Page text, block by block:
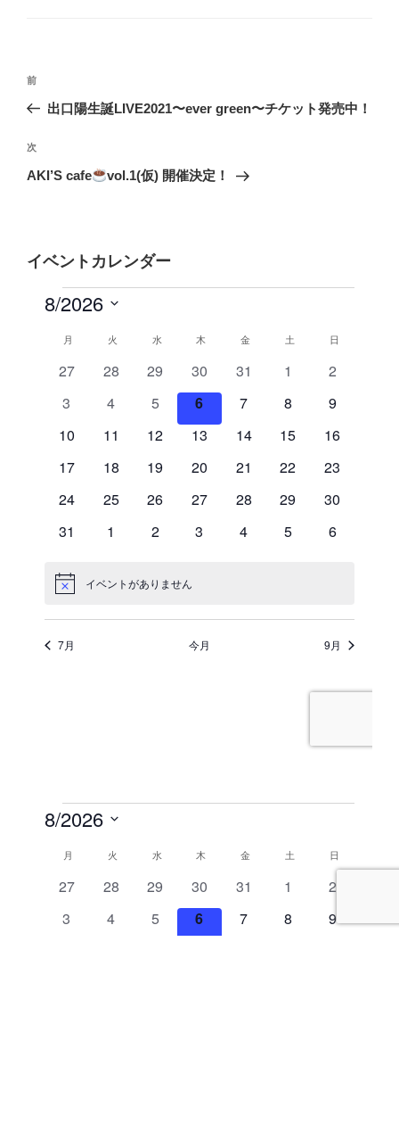
投
ナ
ビ
ゲ
ン
前
の
稿
前
出口陽生誕LIVE2021〜ever green〜チケット発売中！
次
の
次
AKI’S cafe vol.1(仮) 開催決定！
イベントカレンダー